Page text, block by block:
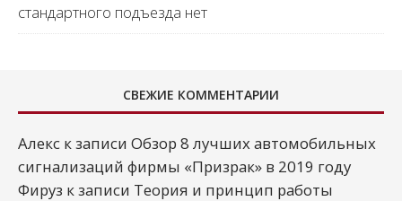
стандартного подъезда нет
СВЕЖИЕ КОММЕНТАРИИ
Алекс к записи Обзор 8 лучших автомобильных
сигнализаций фирмы «Призрак» в 2019 году
Фируз к записи Теория и принцип работы